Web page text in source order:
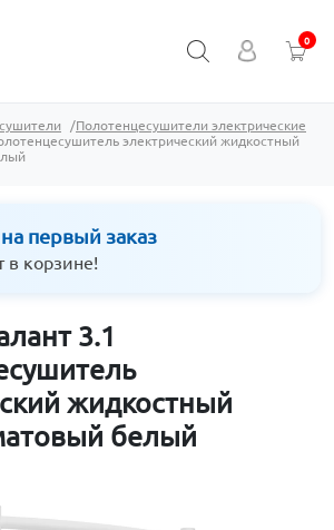
0
Полотенцесушители электрические
электрический жидкостный
первый заказ
корзине!
3.1
жидкостный
белый